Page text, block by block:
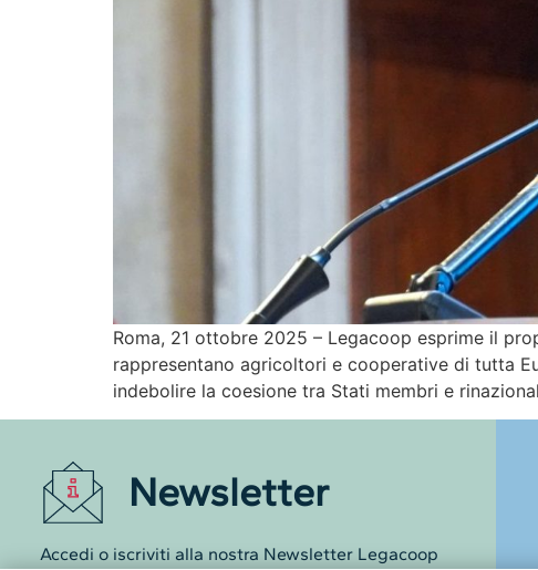
Roma, 21 ottobre 2025 – Legacoop esprime il
rappresentano agricoltori e cooperative di tutta
indebolire la coesione tra Stati membri e
Newsletter
Accedi o iscriviti alla nostra Newsletter Legacoop